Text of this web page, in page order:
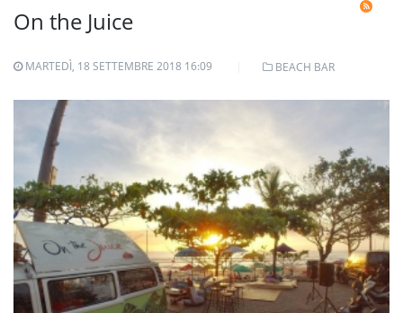
On the Juice
MARTEDÌ, 18 SETTEMBRE 2018 16:09 BEACH BAR